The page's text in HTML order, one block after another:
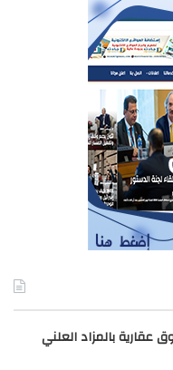
عقارية بالمزاد العلني